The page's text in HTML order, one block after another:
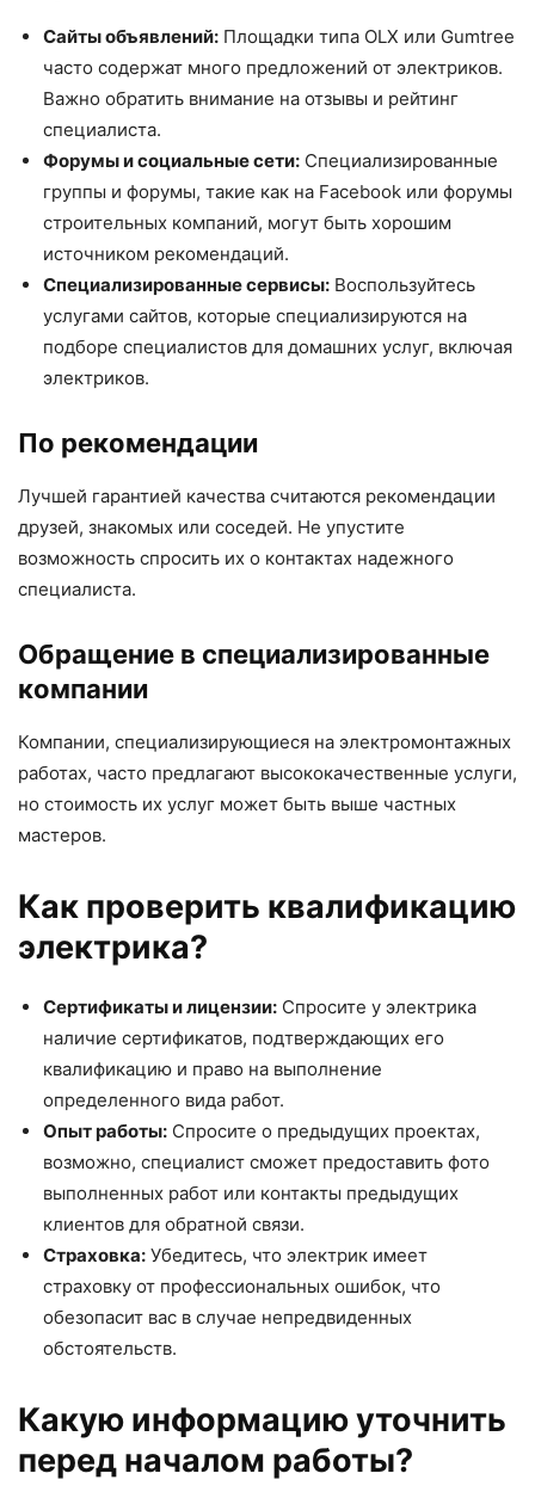
Сайты объявлений: Площадки типа OLX или Gumtree
часто содержат много предложений от электриков.
Важно обратить внимание на отзывы и рейтинг
специалиста.
Форумы и социальные сети: Специализированные
группы и форумы, такие как на Facebook или форумы
строительных компаний, могут быть хорошим
источником рекомендаций.
Специализированные сервисы: Воспользуйтесь
услугами сайтов, которые специализируются на
подборе специалистов для домашних услуг, включая
электриков.
По рекомендации
Лучшей гарантией качества считаются рекомендации
друзей, знакомых или соседей. Не упустите
возможность спросить их о контактах надежного
специалиста.
Обращение в специализированные
компании
Компании, специализирующиеся на электромонтажных
работах, часто предлагают высококачественные услуги,
но стоимость их услуг может быть выше частных
мастеров.
Как проверить квалификацию
электрика?
Сертификаты и лицензии: Спросите у электрика
наличие сертификатов, подтверждающих его
квалификацию и право на выполнение
определенного вида работ.
Опыт работы: Спросите о предыдущих проектах,
возможно, специалист сможет предоставить фото
выполненных работ или контакты предыдущих
клиентов для обратной связи.
Страховка: Убедитесь, что электрик имеет
страховку от профессиональных ошибок, что
обезопасит вас в случае непредвиденных
обстоятельств.
Какую информацию уточнить
перед началом работы?